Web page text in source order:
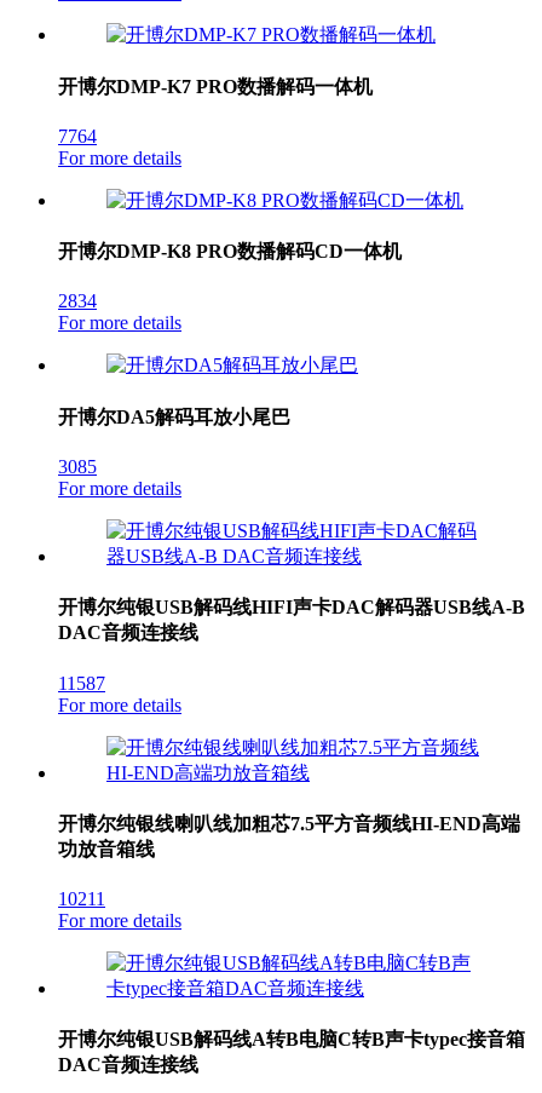
开博尔DMP-K7 PRO数播解码一体机
7764
For more details
开博尔DMP-K8 PRO数播解码CD一体机
2834
For more details
开博尔DA5解码耳放小尾巴
3085
For more details
开博尔纯银USB解码线HIFI声卡DAC解码器USB线A-B
DAC音频连接线
11587
For more details
开博尔纯银线喇叭线加粗芯7.5平方音频线HI-END高端
功放音箱线
10211
For more details
开博尔纯银USB解码线A转B电脑C转B声卡typec接音箱
DAC音频连接线